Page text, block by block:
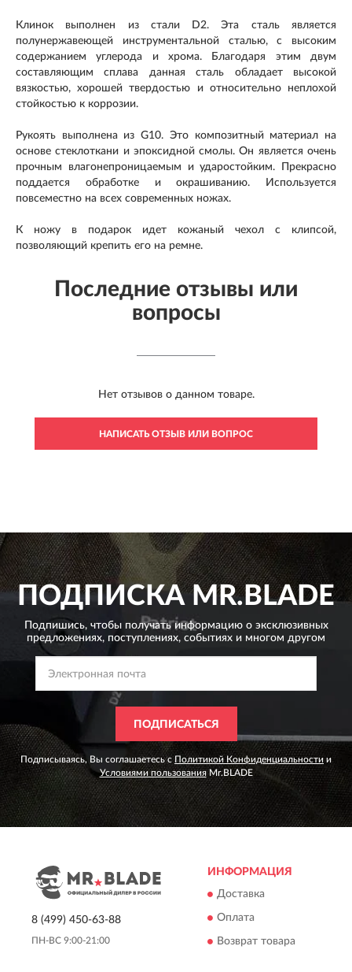
Клинок выполнен из стали D2. Эта сталь является
полунержавеющей инструментальной сталью, с высоким
содержанием углерода и хрома. Благодаря этим двум
составляющим сплава данная сталь обладает высокой
вязкостью, хорошей твердостью и относительно неплохой
стойкостью к коррозии.
Рукоять выполнена из G10. Это композитный материал на
основе стеклоткани и эпоксидной смолы. Он является очень
прочным влагонепроницаемым и ударостойким. Прекрасно
поддается обработке и окрашиванию. Используется
повсеместно на всех современных ножах.
К ножу в подарок идет кожаный чехол с клипсой,
позволяющий крепить его на ремне.
Последние отзывы или
вопросы
Нет отзывов о данном товаре.
НАПИСАТЬ ОТЗЫВ ИЛИ ВОПРОС
ПОДПИСКАMR.BLADE
Подпишись, чтобы получать информацию о эксклюзивных
предложениях, поступлениях, событиях и многом другом
ПОДПИСАТЬСЯ
Подписываясь, Вы соглашаетесь сПолитикой Конфиденциальности и
Условиями пользованияMr.BLADE
8 (499) 450-63-88
ПН-ВС 9:00-21:00
ИНФОРМАЦИЯ
Доставка
Оплата
Возврат товара